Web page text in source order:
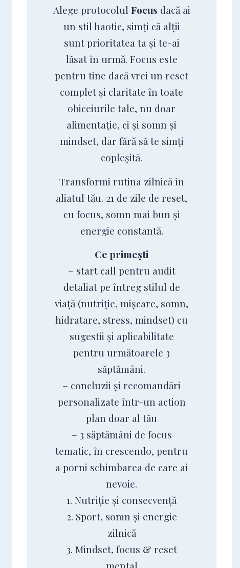
Alege protocolul Focus dacă ai
un stil haotic, simți că alții
sunt prioritatea ta și te-ai
lăsat în urmă. Focus este
pentru tine dacă vrei un reset
complet și claritate în toate
obiceiurile tale, nu doar
alimentație, ci și somn și
mindset, dar fără să te simți
copleșită.
Transformi rutina zilnică în
aliatul tău. 21 de zile de reset,
cu focus, somn mai bun și
energie constantă.
Ce primești
– start call pentru audit
detaliat pe întreg stilul de
viață (nutriție, mișcare, somn,
hidratare, stress, mindset) cu
sugestii și aplicabilitate
pentru următoarele 3
săptămâni.
– concluzii și recomandări
personalizate într-un action
plan doar al tău
– 3 săptămâni de focus
tematic, în crescendo, pentru
a porni schimbarea de care ai
nevoie.
1. Nutriție și consecvență
2. Sport, somn și energie
zilnică
3. Mindset, focus & reset